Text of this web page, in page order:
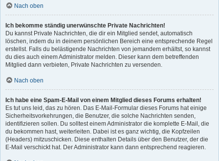
Nach oben
Ich bekomme ständig unerwünschte Private Nachrichten!
Du kannst Private Nachrichten, die dir ein Mitglied sendet, automatisch
löschen, indem du in deinem persönlichen Bereich eine entsprechende Regel
erstellst. Falls du belästigende Nachrichten von jemandem erhältst, so kannst
du dies auch einem Administrator melden. Dieser kann dem betreffenden
Mitglied dann verbieten, Private Nachrichten zu versenden.
Nach oben
Ich habe eine Spam-E-Mail von einem Mitglied dieses Forums erhalten!
Es tut uns leid, das zu hören. Das E-Mail-Formular dieses Forums hat einige
Sicherheitsvorkehrungen, die Benutzer, die solche Nachrichten senden,
identifizieren sollen. Du solltest einem Administrator die komplette E-Mail, die
du bekommen hast, weiterleiten. Dabei ist es ganz wichtig, die Kopfzeilen
(Headers) mitzuschicken. Diese enthalten Details über den Benutzer, der die
E-Mail verschickt hat. Der Administrator kann dann entsprechend reagieren.